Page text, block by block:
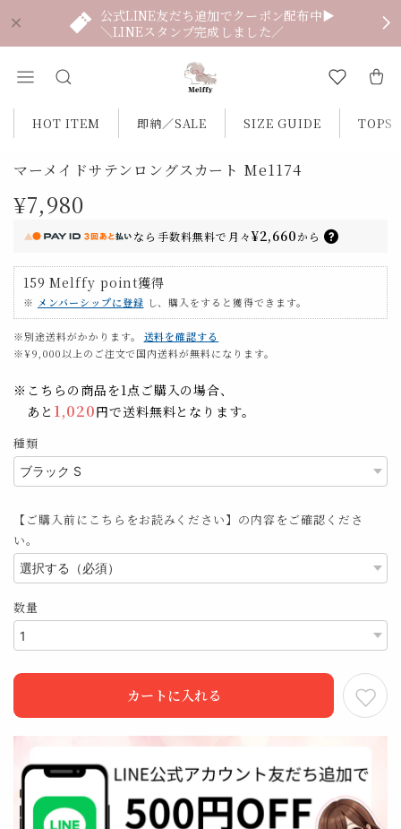
公式LINE友だち追加でクーポン配布中▶
＼LINEスタンプ完成しました／
HOT ITEM 即納／SALE SIZE GUIDE TOPS
マーメイドサテンロングスカート Me1174
¥7,980
なら 手数料無料で 月々¥2,660から
159 Melffy point獲得
※ メンバーシップに登録 し、購入をすると獲得できます。
※別途送料がかかります。
送料を確認する
※¥9,000以上のご注文で国内送料が無料になります。
※こちらの商品を1点ご購入の場合、
あと 1,020円で送料無料となります。
種類
【ご購入前にこちらをお読みください】の内容をご確認くださ
い。
数量
カートに入れる